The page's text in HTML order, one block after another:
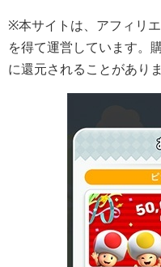
※本サイトは、アフィリ
を得て運営しています。
に還元されることがありま